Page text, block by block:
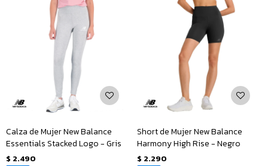
Calza de Mujer New Balance
Essentials Stacked Logo - Gris
$ 2.490
Short de Mujer New Balance
Harmony High Rise - Negro
$ 2.290